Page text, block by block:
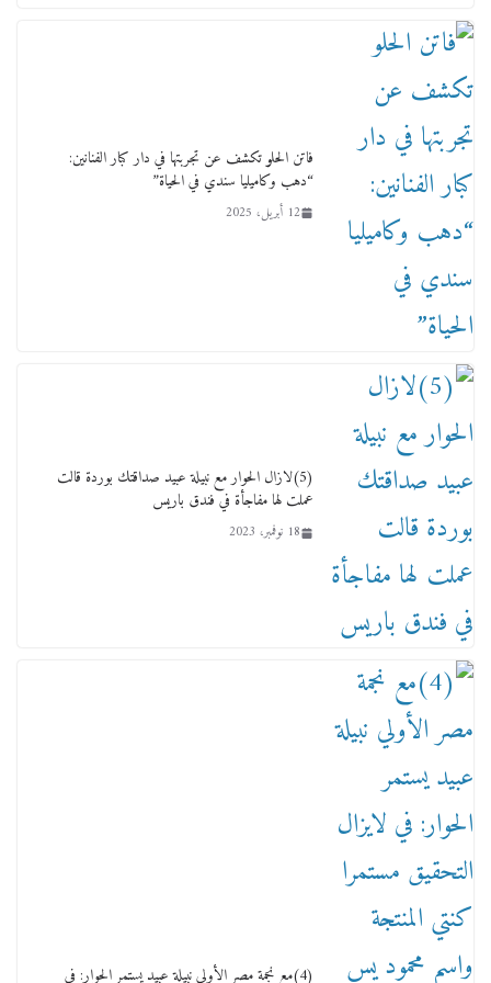
فاتن الحلو تكشف عن تجربتها في دار كبار الفنانين:
“دهب وكاميليا سندي في الحياة”
12 أبريل، 2025
(5)لازال الحوار مع نبيلة عبيد صداقتك بوردة قالت
عملت لها مفاجأة في فندق باريس
18 نوفمبر، 2023
(4)مع نجمة مصر الأولي نبيلة عبيد يستمر الحوار: في